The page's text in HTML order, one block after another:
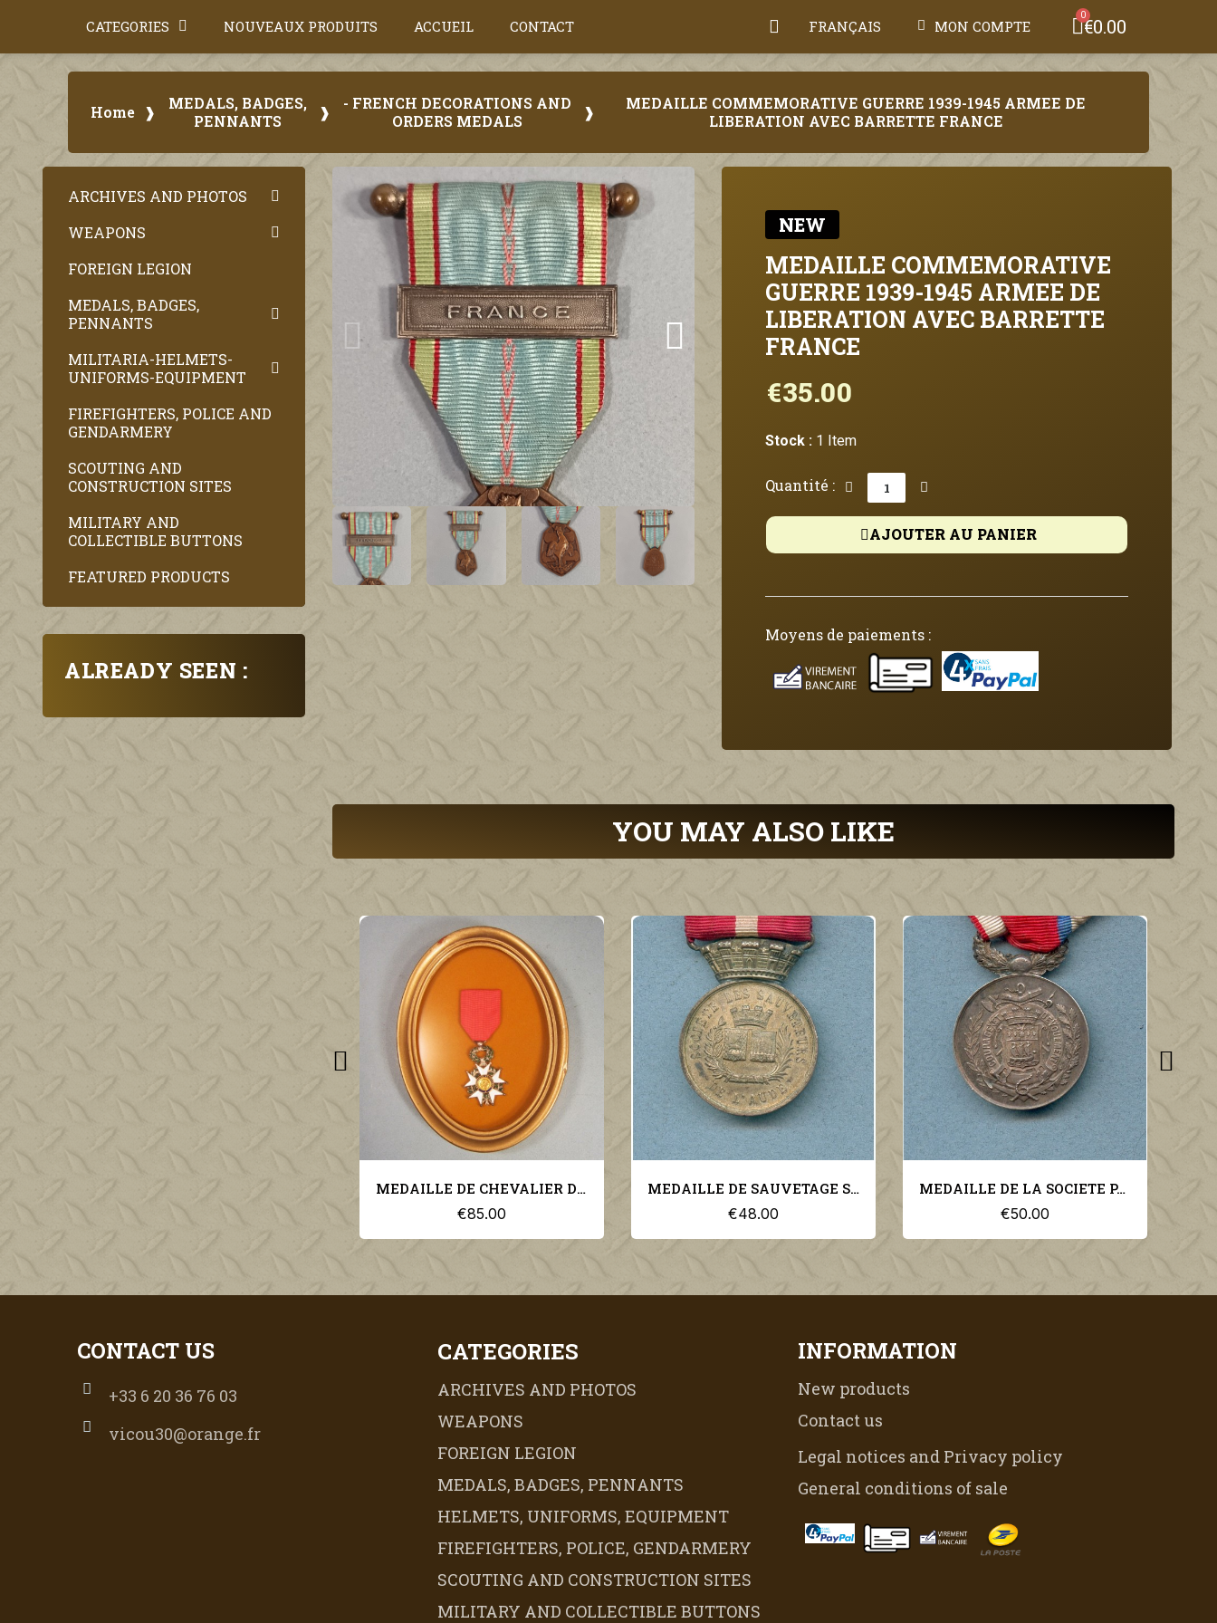
CATEGORIES NOUVEAUX PRODUITS ACCUEIL CONTACT FRANÇAIS MON COMPTE €0.00
Home
MEDALS, BADGES,
PENNANTS
- FRENCH DECORATIONS AND
ORDERS MEDALS
MEDAILLE COMMEMORATIVE GUERRE 1939-1945 ARMEE DE
LIBERATION AVEC BARRETTE FRANCE
ARCHIVES AND PHOTOS
WEAPONS
FOREIGN LEGION
MEDALS, BADGES,
PENNANTS
MILITARIA-HELMETS-
UNIFORMS-EQUIPMENT
FIREFIGHTERS, POLICE AND
GENDARMERY
SCOUTING AND
CONSTRUCTION SITES
MILITARY AND
COLLECTIBLE BUTTONS
FEATURED PRODUCTS
ALREADY SEEN :
NEW
MEDAILLE COMMEMORATIVE
GUERRE 1939-1945 ARMEE DE
LIBERATION AVEC BARRETTE
FRANCE
€35.00
Stock : 1 Item
Quantité :
AJOUTER AU PANIER
Moyens de paiements :
YOU MAY ALSO LIKE
MEDAILLE DE CHEVALIER DE L'ORDRE DE LA LEGION D'HONNEUR 3 ème REPUBLIQUE ENCADREE
MEDAILLE DE SAUVETAGE SOCIETE DES SAUVETEURS DE L'AUDE NON ATTRIBUEE
MEDAILLE DE LA SOCIETE PARISIENNE DE SAUVETAGE FONDEE EN 1886 NON ATTRIBUEE VILLE DE PARIS
CONTACT US
+33 6 20 36 76 03
vicou30@orange.fr
CATEGORIES
ARCHIVES AND PHOTOS
WEAPONS
FOREIGN LEGION
MEDALS, BADGES, PENNANTS
HELMETS, UNIFORMS, EQUIPMENT
FIREFIGHTERS, POLICE, GENDARMERY
SCOUTING AND CONSTRUCTION SITES
MILITARY AND COLLECTIBLE BUTTONS
INFORMATION
New products
Contact us
Legal notices and Privacy policy
General conditions of sale